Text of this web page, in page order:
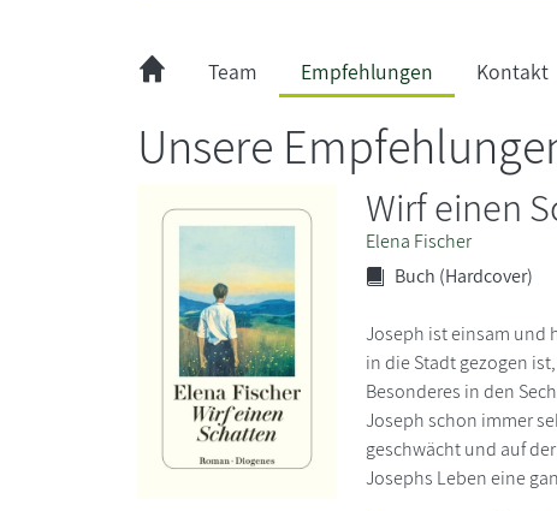
Team Empfehlungen Kontakt
Unsere
Wirf einen
Elena Fischer
Buch (Hardcover)
Joseph ist einsam und
in die Stadt gezogen
Besonderes in den
Joseph schon immer
geschwächt und auf
Josephs Leben eine